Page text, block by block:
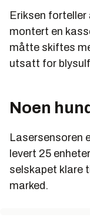
Eriksen forteller
montert en
måtte skiftes
utsatt for
Noen
Lasersensoren
levert 25
selskapet klare
marked.